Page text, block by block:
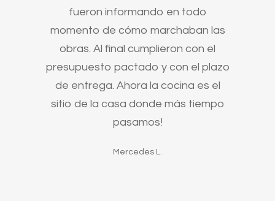
fueron informando en todo
momento de cómo marchaban las
obras. Al final cumplieron con el
presupuesto pactado y con el plazo
de entrega. Ahora la cocina es el
sitio de la casa donde más tiempo
pasamos!
Mercedes L.